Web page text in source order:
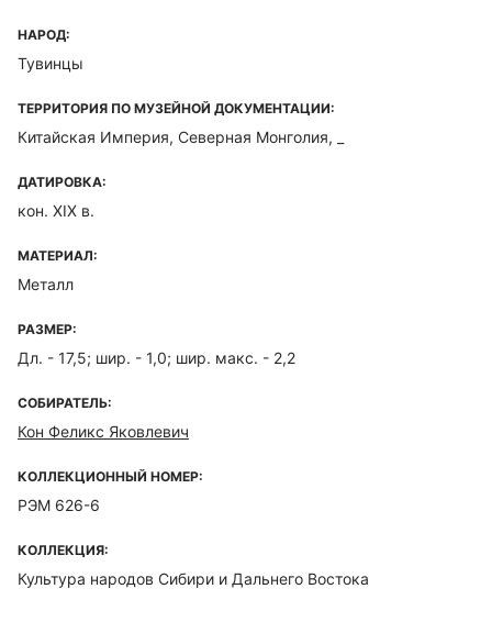
НАРОД:
Тувинцы
ТЕРРИТОРИЯ ПО МУЗЕЙНОЙ ДОКУМЕНТАЦИИ:
Китайская Империя, Северная Монголия, _
ДАТИРОВКА:
кон. XIX в.
МАТЕРИАЛ:
Металл
РАЗМЕР:
Дл. - 17,5; шир. - 1,0; шир. макс. - 2,2
СОБИРАТЕЛЬ:
Кон Феликс Яковлевич
КОЛЛЕКЦИОННЫЙ НОМЕР:
РЭМ 626-6
КОЛЛЕКЦИЯ:
Культура народов Сибири и Дальнего Востока